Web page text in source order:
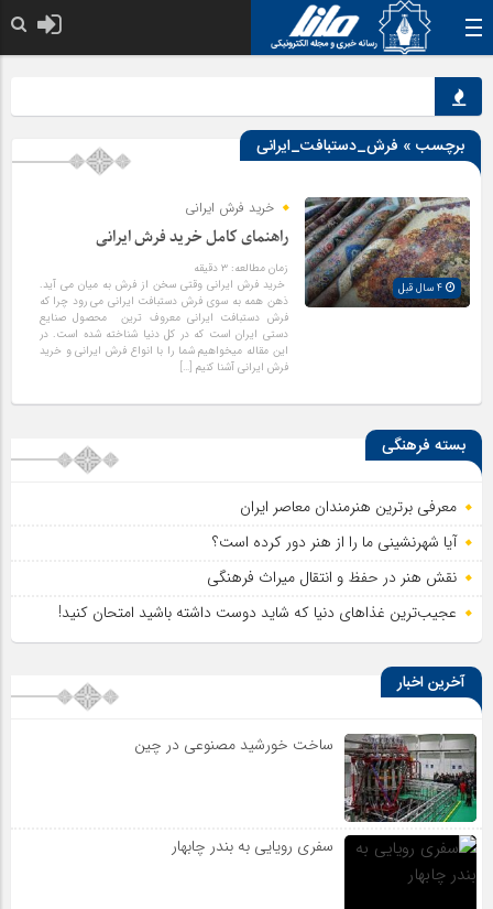
برچسب » فرش_دستبافت_ایرانی
خرید فرش ایرانی
راهنمای کامل خرید فرش ایرانی
زمان مطالعه:۳ دقیقه
خرید فرش ایرانی وقتی سخن از فرش به میان می آید.
ذهن همه به سوی فرش دستبافت ایرانی می رود چرا که
فرش دستبافت ایرانی معروف ترین محصول صنایع
دستی ایران است که در کل دنیا شناخته شده است. در
این مقاله میخواهیم شما را با انواع فرش ایرانی و خرید
فرش ایرانی آشنا کنیم […]
بسته فرهنگی
معرفی برترین هنرمندان معاصر ایران
آیا شهرنشینی ما را از هنر دور کرده است؟
نقش هنر در حفظ و انتقال میراث فرهنگی
عجیب‌ترین غذاهای دنیا که شاید دوست داشته باشید امتحان کنید!
آخرین اخبار
ساخت خورشید مصنوعی در چین
سفری رویایی به بندر چابهار